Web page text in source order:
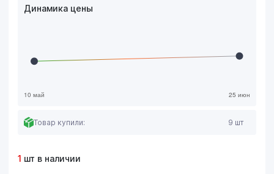
Динамика цены
Товар купили: 9 шт
1 шт в наличии